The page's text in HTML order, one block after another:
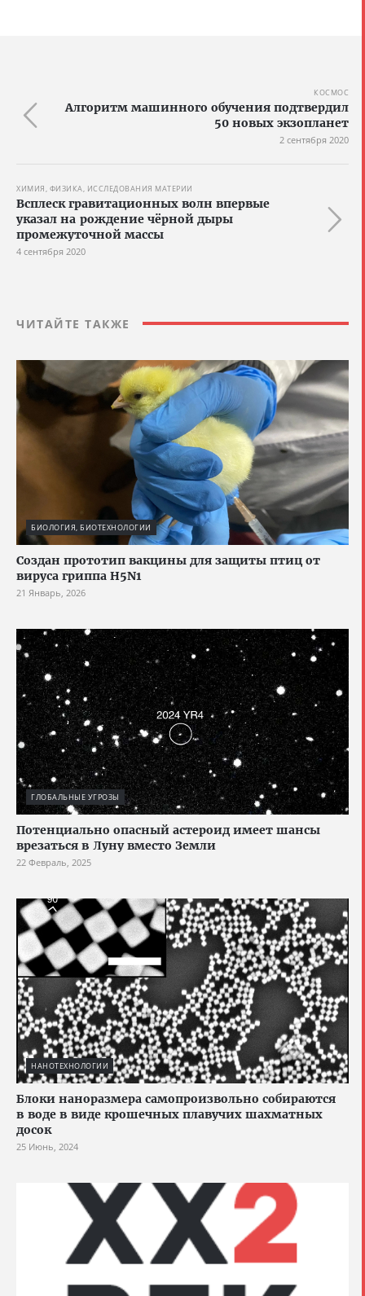
КОСМОС
Алгоритм машинного обучения подтвердил
50 новых экзопланет
2 сентября 2020
ХИМИЯ, ФИЗИКА, ИССЛЕДОВАНИЯ МАТЕРИИ
Всплеск гравитационных волн впервые
указал на рождение чёрной дыры
промежуточной массы
4 сентября 2020
ЧИТАЙТЕ ТАКЖЕ
БИОЛОГИЯ, БИОТЕХНОЛОГИИ
Создан прототип вакцины для защиты птиц от
вируса гриппа H5N1
21 Январь, 2026
ГЛОБАЛЬНЫЕ УГРОЗЫ
Потенциально опасный астероид имеет шансы
врезаться в Луну вместо Земли
22 Февраль, 2025
НАНОТЕХНОЛОГИИ
Блоки наноразмера самопроизвольно собираются
в воде в виде крошечных плавучих шахматных
досок
25 Июнь, 2024